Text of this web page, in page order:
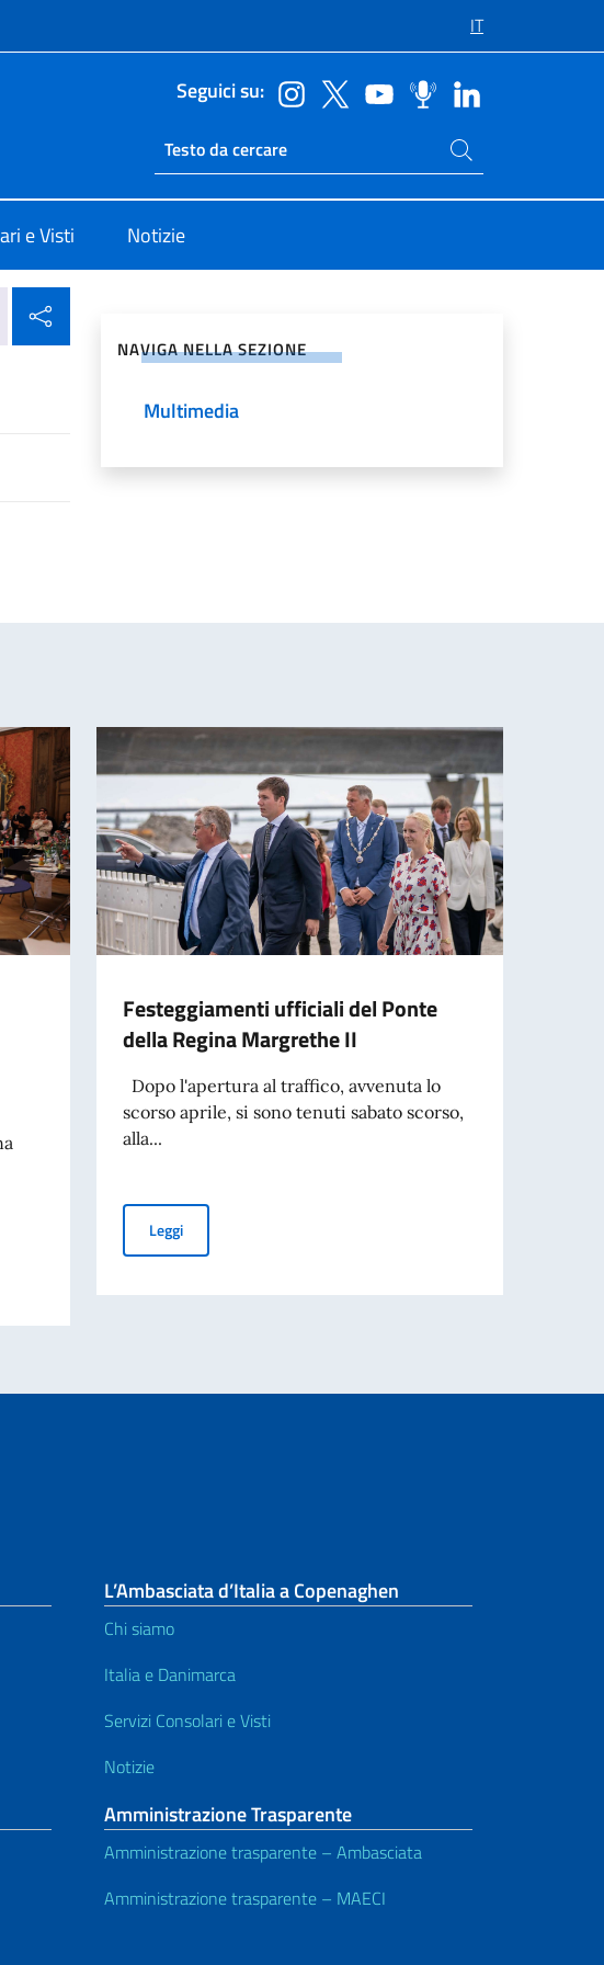
IT
Seguici su:
Ricerca sito live
Cerca nel sito
e Visti Notizie
NAVIGA NELLA SEZIONE
Multimedia
d'Italia ai 3daysofdesign
Festeggiamenti ufficiali del Ponte
della Regina Margrethe II
Dopo l'apertura al traffico, avvenuta lo
scorso aprile, si sono tenuti sabato scorso,
alla...
LeggiFesteggiamenti ufficiali del Ponte della Regina Margrethe II
L’Ambasciata d’Italia a Copenaghen
Chi siamo
Italia e Danimarca
Servizi Consolari e Visti
Notizie
Amministrazione Trasparente
Amministrazione trasparente – Ambasciata
Amministrazione trasparente – MAECI